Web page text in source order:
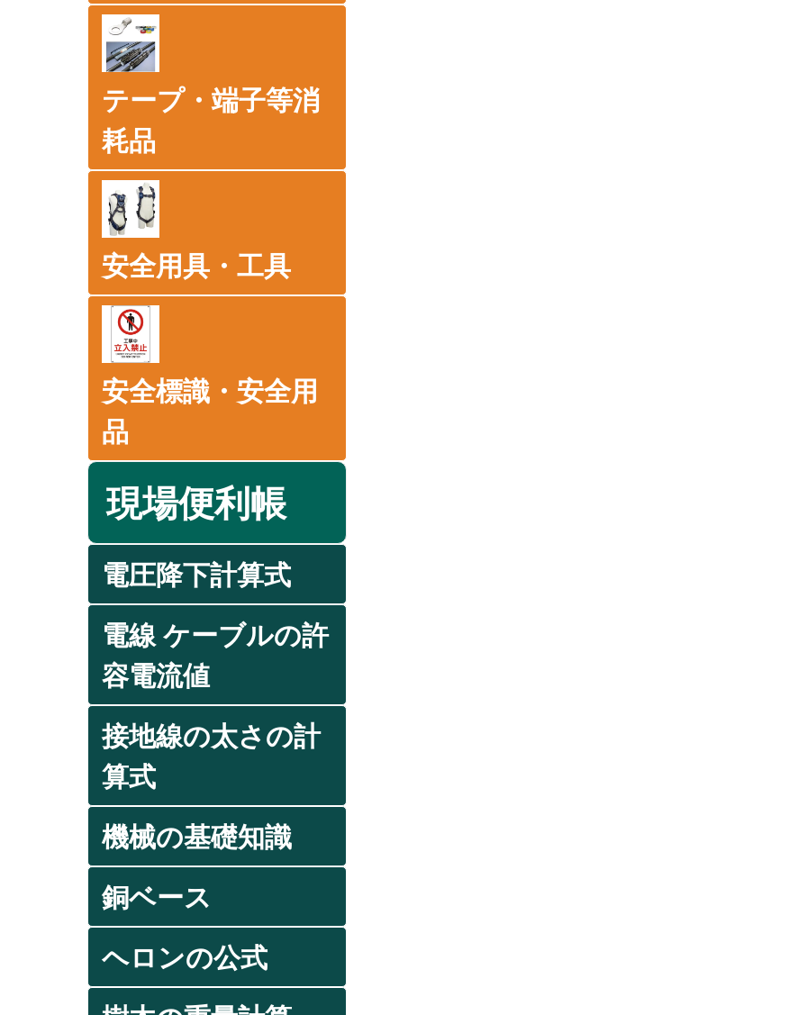
テープ・端子等消
耗品
安全用具・工具
安全標識・安全用
品
現場便利帳
電圧降下計算式
電線 ケーブルの許
容電流値
接地線の太さの計
算式
機械の基礎知識
銅ベース
ヘロンの公式